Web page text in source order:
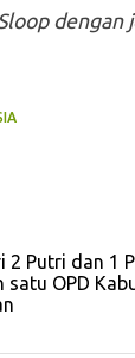
dengan
2 Putri dan
OPD